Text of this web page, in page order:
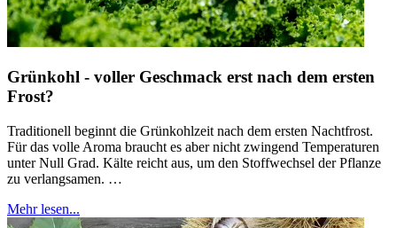
Grünkohl - voller Geschmack erst nach dem ersten
Frost?
Traditionell beginnt die Grünkohlzeit nach dem ersten Nachtfrost.
Für das volle Aroma braucht es aber nicht zwingend Temperaturen
unter Null Grad. Kälte reicht aus, um den Stoffwechsel der Pflanze
zu verlangsamen. …
Mehr lesen...